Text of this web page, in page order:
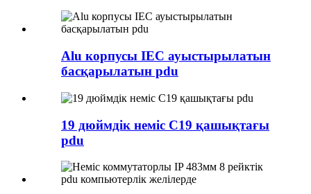
Alu корпусы IEC ауыстырылатын
басқарылатын pdu
19 дюймдік неміс C19 қашықтағы
pdu